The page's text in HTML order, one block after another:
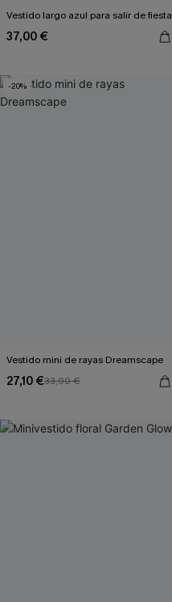
Vestido largo azul para salir de fiesta
37,00 €
-20%
Vestido mini de rayas Dreamscape
27,10 €33,90 €